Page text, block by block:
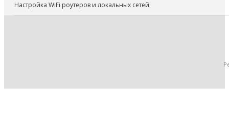
Настройка WiFi роутеров и локальных сетей